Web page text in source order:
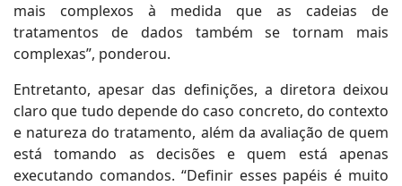
mais complexos à medida que as cadeias de
tratamentos de dados também se tornam mais
complexas”, ponderou.
Entretanto, apesar das definições, a diretora deixou
claro que tudo depende do caso concreto, do contexto
e natureza do tratamento, além da avaliação de quem
está tomando as decisões e quem está apenas
executando comandos. “Definir esses papéis é muito